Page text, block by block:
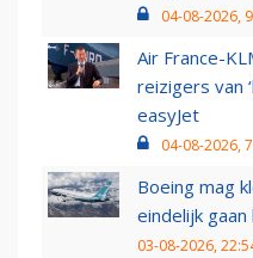
04-08-2026,
Air France-
reizigers van
easyJet
04-08-2026,
Boeing mag
eindelijk
03-08-2026,